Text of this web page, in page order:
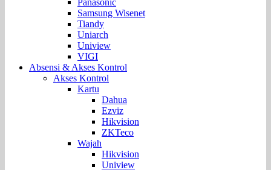
Samsung Wisenet
Tiandy
Uniarch
Uniview
VIGI
Absensi & Akses Kontrol
Akses Kontrol
Kartu
Dahua
Ezviz
Hikvision
ZKTeco
Wajah
Hikvision
Uniview